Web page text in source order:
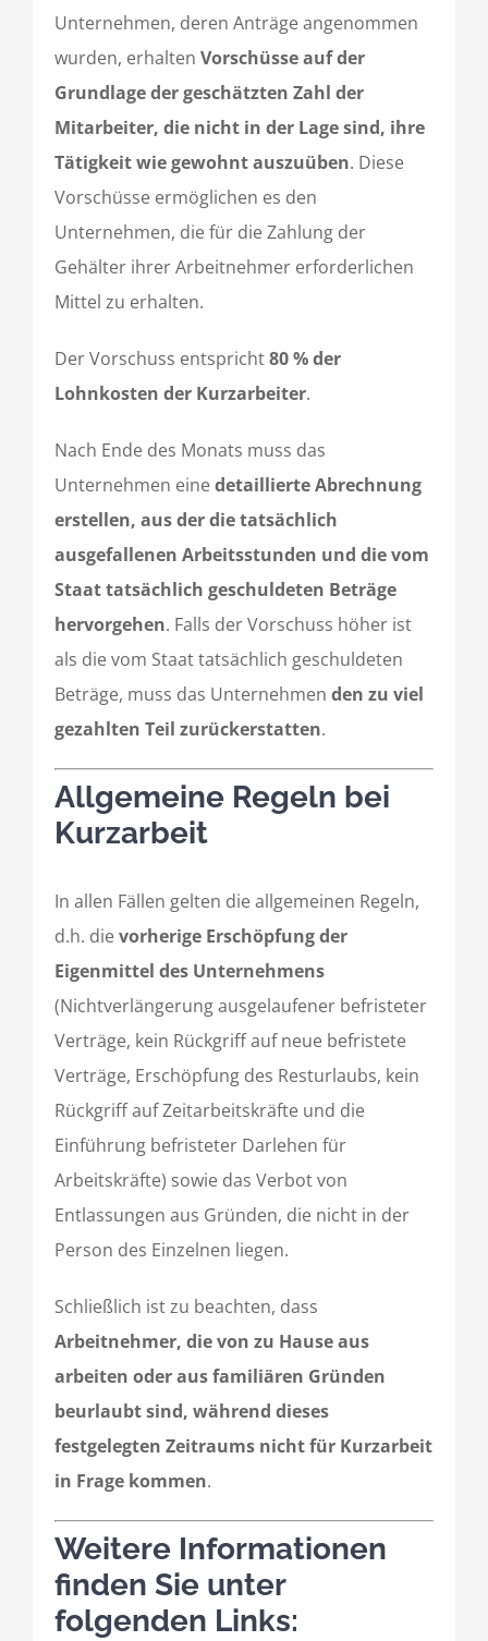
Unternehmen, deren Anträge angenommen
wurden, erhalten Vorschüsse auf der
Grundlage der geschätzten Zahl der
Mitarbeiter, die nicht in der Lage sind, ihre
Tätigkeit wie gewohnt auszuüben. Diese
Vorschüsse ermöglichen es den
Unternehmen, die für die Zahlung der
Gehälter ihrer Arbeitnehmer erforderlichen
Mittel zu erhalten.
Der Vorschuss entspricht80 % der
Lohnkosten der Kurzarbeiter.
Nach Ende des Monats muss das
Unternehmen einedetaillierte Abrechnung
erstellen, aus der die tatsächlich
ausgefallenen Arbeitsstunden und die vom
Staat tatsächlich geschuldeten Beträge
hervorgehen. Falls der Vorschuss höher ist
als die vom Staat tatsächlich geschuldeten
Beträge, muss das Unternehmen den zu viel
gezahlten Teil zurückerstatten.
Allgemeine Regeln bei
Kurzarbeit
In allen Fällen gelten die allgemeinen Regeln,
d.h. dievorherige Erschöpfung der
Eigenmittel des Unternehmens
(Nichtverlängerung ausgelaufener befristeter
Verträge, kein Rückgriff auf neue befristete
Verträge, Erschöpfung des Resturlaubs, kein
Rückgriff auf Zeitarbeitskräfte und die
Einführung befristeter Darlehen für
Arbeitskräfte) sowie das Verbot von
Entlassungen aus Gründen, die nicht in der
Person des Einzelnen liegen.
Schließlich ist zu beachten, dass
Arbeitnehmer, die von zu Hause aus
arbeiten oder aus familiären Gründen
beurlaubt sind, während dieses
festgelegten Zeitraums nicht für Kurzarbeit
in Frage kommen.
Weitere Informationen
finden Sie unter
folgenden Links: